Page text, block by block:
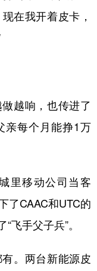
在我开着皮卡，
越响，也传进了
亲每个月能挣1万
里移动公司当客
了CAAC和UTC的
飞手父子兵”。
。两台新能源皮